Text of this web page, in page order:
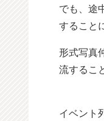
でも、途
すること
形式写真
流するこ
イベント